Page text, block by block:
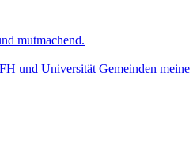
mutmachend.
FH und Universität Gemeinden meine